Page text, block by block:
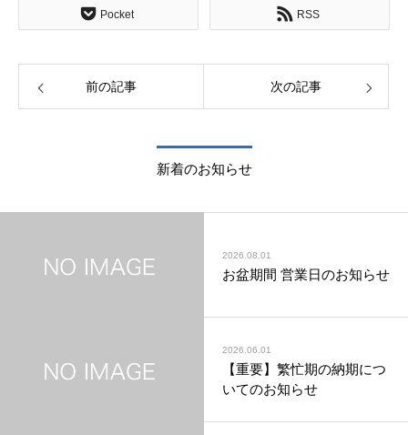
Pocket RSS
前の記事 次の記事
新着のお知らせ
2026.08.01
お盆期間 営業日のお知らせ
2026.06.01
【重要】繁忙期の納期につ
いてのお知らせ